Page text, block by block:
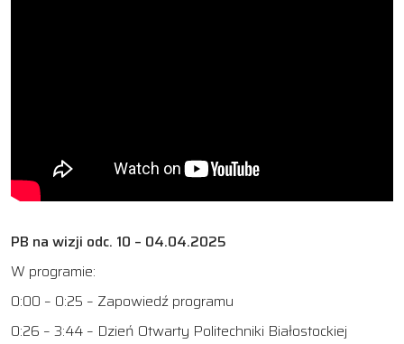
PB na wizji odc. 10 – 04.04.2025
W programie:
0:00 – 0:25 – Zapowiedź programu
0:26 – 3:44 – Dzień Otwarty Politechniki Białostockiej